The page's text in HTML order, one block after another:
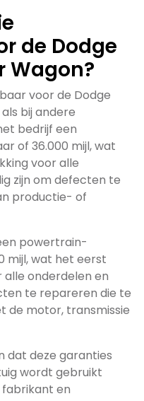
de Dodge
Wagon?
voor de Dodge
bij andere
bedrijf een
of 36.000 mijl, wat
voor alle
zijn om defecten te
productie- of
powertrain-
mijl, wat het eerst
onderdelen en
te repareren die te
de motor, transmissie
dat deze garanties
wordt gebruikt
en